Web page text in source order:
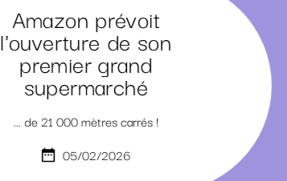
Amazon prévoit
l'ouverture de son
premier grand
supermarché
... de 21 000 mètres carrés !
05/02/2026